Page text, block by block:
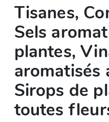
Tisanes,
Sels
plantes,
aromatisés
Sirops de
toutes